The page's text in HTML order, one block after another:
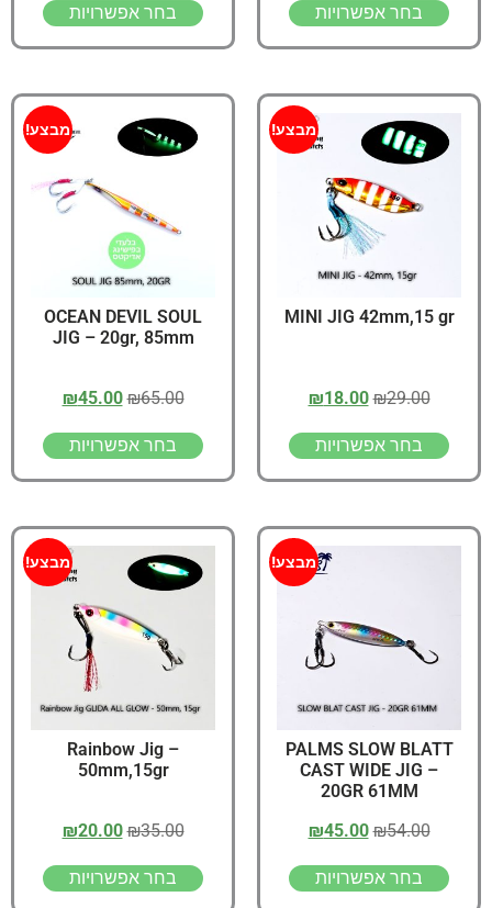
בחר אפשרויות בחר אפשרויות
מבצע!
MINI JIG 42mm,15 gr
₪29.00
₪18.00
בחר אפשרויות
מבצע!
OCEAN DEVIL SOUL
JIG – 20gr, 85mm
₪65.00
₪45.00
בחר אפשרויות
מבצע!
PALMS SLOW BLATT
CAST WIDE JIG –
20GR 61MM
₪54.00
₪45.00
בחר אפשרויות
מבצע!
Rainbow Jig –
50mm,15gr
₪35.00
₪20.00
בחר אפשרויות